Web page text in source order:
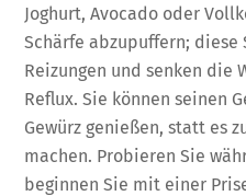
Joghurt, Avocado oder
Schärfe abzupuffern;
Reizungen und senken die
Reflux. Sie können seinen
Gewürz genießen, statt es
machen. Probieren Sie
beginnen Sie mit einer